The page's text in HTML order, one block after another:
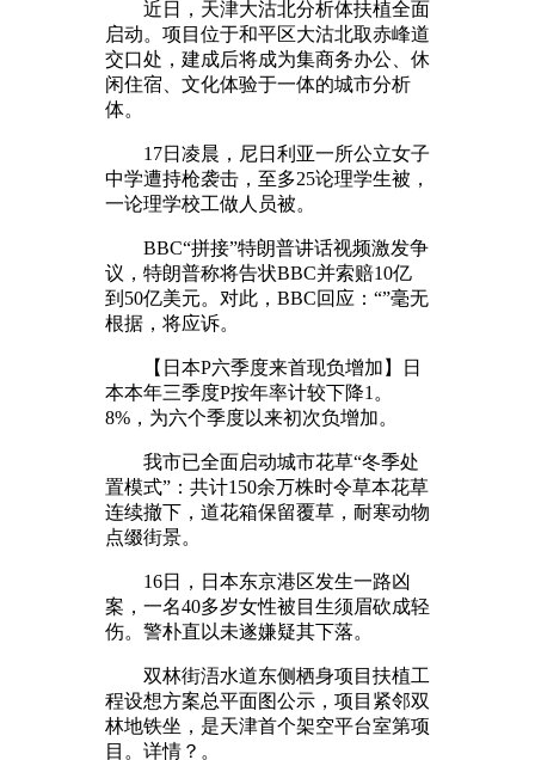
近日，天津大沽北分析体扶植全面
启动。项目位于和平区大沽北取赤峰道
交口处，建成后将成为集商务办公、休
闲住宿、文化体验于一体的城市分析
体。
17日凌晨，尼日利亚一所公立女子
中学遭持枪袭击，至多25论理学生被，
一论理学校工做人员被。
BBC“拼接”特朗普讲话视频激发争
议，特朗普称将告状BBC并索赔10亿
到50亿美元。对此，BBC回应：“”毫无
根据，将应诉。
【日本P六季度来首现负增加】日
本本年三季度P按年率计较下降1。
8%，为六个季度以来初次负增加。
我市已全面启动城市花草“冬季处
置模式”：共计150余万株时令草本花草
连续撤下，道花箱保留覆草，耐寒动物
点缀街景。
16日，日本东京港区发生一路凶
案，一名40多岁女性被目生须眉砍成轻
伤。警朴直以未遂嫌疑其下落。
双林街浯水道东侧栖身项目扶植工
程设想方案总平面图公示，项目紧邻双
林地铁坐，是天津首个架空平台室第项
目。详情？。